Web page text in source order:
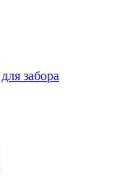
забора